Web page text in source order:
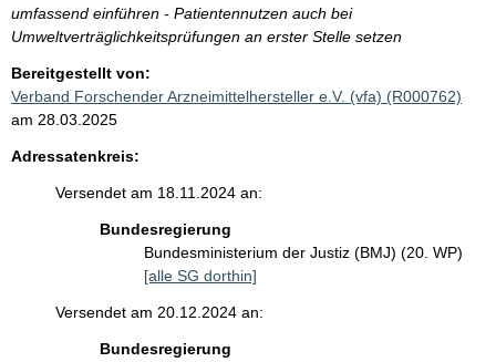
umfassend einführen - Patientennutzen auch bei
Umweltverträglichkeitsprüfungen an erster Stelle setzen
Bereitgestellt von:
Verband Forschender Arzneimittelhersteller e.V. (vfa) (R000762)
am 28.03.2025
Adressatenkreis:
Versendet am 18.11.2024 an:
Bundesregierung
Bundesministerium der Justiz (BMJ) (20. WP)
[alle SG dorthin]
Versendet am 20.12.2024 an:
Bundesregierung